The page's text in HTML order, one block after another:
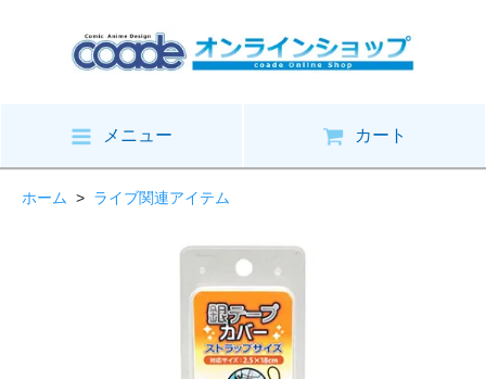
メニュー カート
ホーム > ライブ関連アイテム